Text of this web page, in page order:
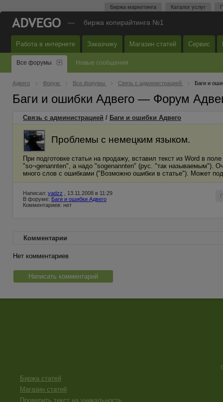
Биржа маркетинга Каталог услуг
— биржа копирайтинга №1
Работа в интернете Заказчику Магазин статей Сервис
Все форумы Новые сообщения
Адвего Форум Все форумы Связь с администрацией Баги и
Баги и ошибки Адвего — Форум
Связь с администрацией / Баги и ошибки Адвего
Проблемы с немецким языком.
При подготовке статьи на продажу, вставил текст из Word в
"so¬genannten", а надо "sogenannten" (рус. "так называемым").
много слов с ошибками ("Возможно ошибки в статье"). Может
Написал: vadzz , 13.11.2008 в 11:29
В форуме: Баги и ошибки Адвего
Комментариев: нет
Комментарии
Нет комментариев
Написать комментарий
Биржа статей
Магазин статей
Проверить текст на уникальность